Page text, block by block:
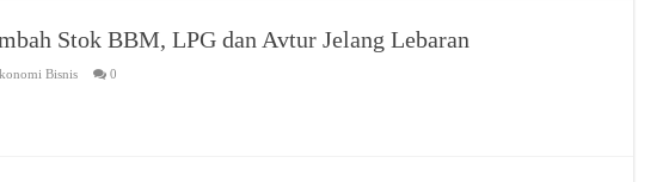
Stok BBM, LPG dan Avtur Jelang Lebaran
Bisnis 0